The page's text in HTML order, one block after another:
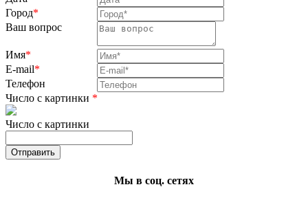
Город*
Ваш вопрос
Имя*
E-mail*
Телефон
Число с картинки *
Число с картинки
Мы в соц. сетях